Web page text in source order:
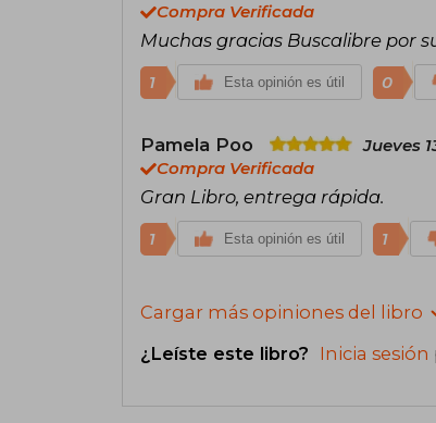
Compra Verificada
Muchas gracias Buscalibre por
1 Esta opinión es útil 0
Pamela Poo
Jueves
Compra Verificada
Gran Libro, entrega rápida.
1 Esta opinión es útil 1
Cargar más opiniones del libro
¿Leíste este libro? Inicia sesión